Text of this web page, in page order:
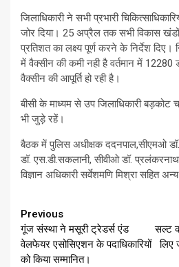
जिलाधिकारी ने सभी प्रभारी
जोर दिया। 25 अप्रैल तक सभी विकास
प्रतिशत का लक्ष्य पूर्ण करने के निर्देश
में वैक्सीन की कमी नही है वर्तमान में 12280
वैक्सीन की आपूर्ति हो रही है।
बीसी के माध्यम से उप जिलाधिकारी बड़कोट
भी जुड़े रहें।
बैठक में पुलिस अधीक्षक ददनपाल,सीएमओ
डॉ. एस.डी.सकलानी, सीवीओ डॉ.
विज्ञान अधिकारी सर्वेशमणि मिश्रा सहित
Continue
Reading
Previous
गूंज संस्था ने मसूरी ट्रेडर्स एंड
वेलफेयर एसोसिएशन के पदाधिकारियों
को किया सम्मानित।
सल्ट
लिए